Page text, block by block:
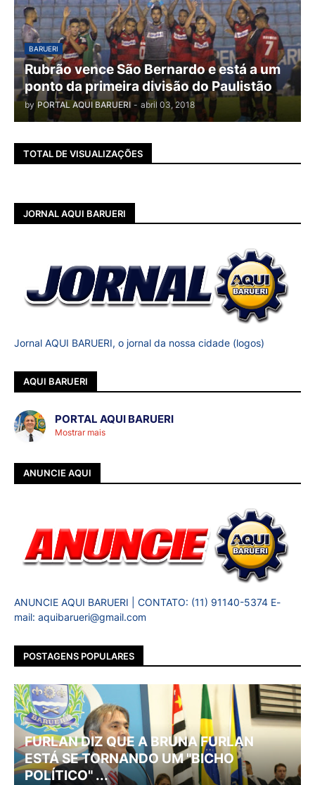
BARUERI
Rubrão vence São Bernardo e está a um
ponto da primeira divisão do Paulistão
by PORTAL AQUI BARUERI - abril 03, 2018
TOTAL DE VISUALIZAÇÕES
JORNAL AQUI BARUERI
Jornal AQUI BARUERI, o jornal da nossa cidade (logos)
AQUI BARUERI
PORTAL AQUI BARUERI
Mostrar mais
ANUNCIE AQUI
ANUNCIE AQUI BARUERI | CONTATO: (11) 91140-5374 E-
mail: aquibarueri@gmail.com
POSTAGENS POPULARES
FURLAN DIZ QUE A BRUNA FURLAN
ESTÁ SE TORNANDO UM "BICHO
POLÍTICO" ...